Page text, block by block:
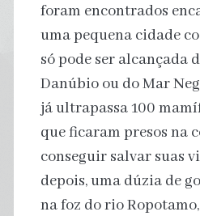
foram encontrados
uma pequena cidade
só pode ser alcançada
Danúbio ou do Mar
já ultrapassa 100
que ficaram presos na
conseguir salvar suas
depois, uma dúzia de
na foz do rio